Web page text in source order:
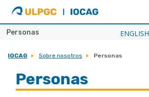
ULPGC
Ir
al
IOCAG
ENGLISH
Personas
IOCAG Sobre nosotros Personas
Personas